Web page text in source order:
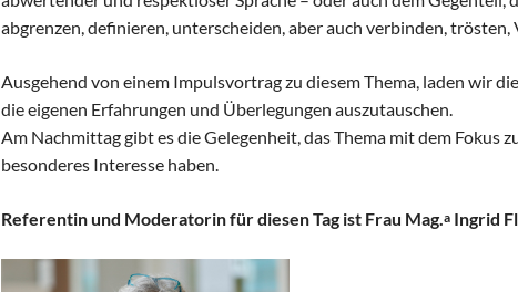
abgrenzen, definieren, unterscheiden, aber auch verbinden, trösten,
Ausgehend von einem Impulsvortrag zu diesem Thema, laden wir
die eigenen Erfahrungen und Überlegungen auszutauschen.
Am Nachmittag gibt es die Gelegenheit, das Thema mit dem Fokus
besonderes Interesse haben.
Referentin und Moderatorin für diesen Tag ist Frau Mag. a Ingrid